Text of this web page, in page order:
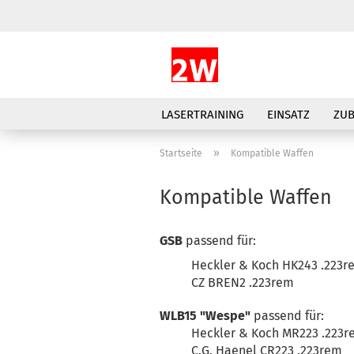
LASERTRAINING EINSATZ
Startseite » Kompatible Waffen
Kompatible Waffen
GSB passend für:
Heckler & Koch HK243
CZ BREN2 .223rem
WLB15 "Wespe" passend für:
Heckler & Koch MR223
C.G. Haenel CR223 .223rem